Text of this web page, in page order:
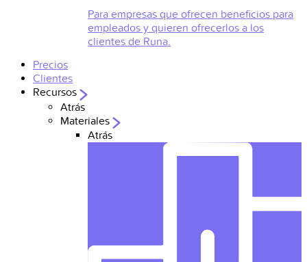
Para empresas que ofrecen beneficios para
empleados y quieren ofrecerlos a los
clientes de Runa.
Precios
Clientes
Recursos
Atrás
Materiales
Atrás